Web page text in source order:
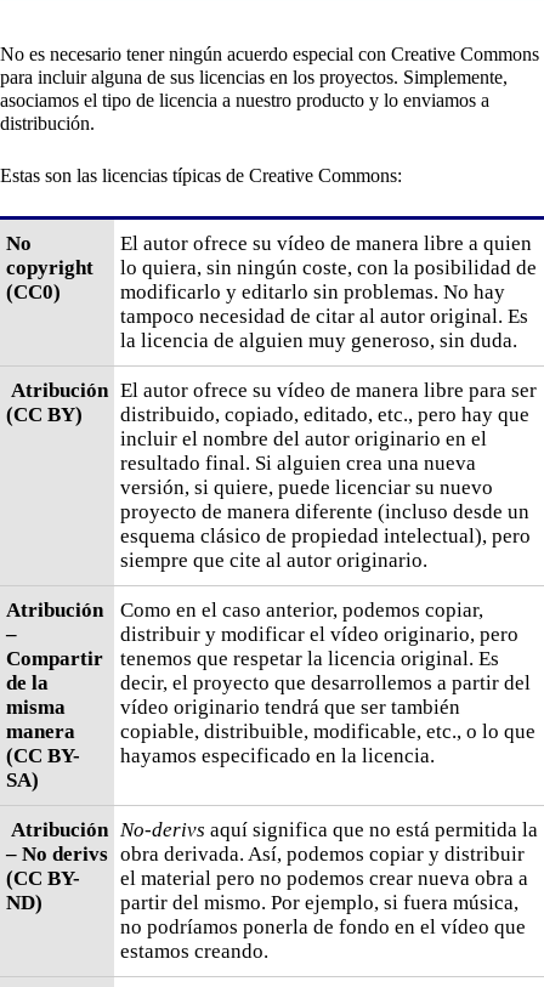
No es necesario tener ningún acuerdo especial con Creative Commons
para incluir alguna de sus licencias en los proyectos. Simplemente,
asociamos el tipo de licencia a nuestro producto y lo enviamos a
distribución.
Estas son las licencias típicas de Creative Commons:
No
copyright
(CC0)
El autor ofrece su vídeo de manera libre a quien
lo quiera, sin ningún coste, con la posibilidad de
modificarlo y editarlo sin problemas. No hay
tampoco necesidad de citar al autor original. Es
la licencia de alguien muy generoso, sin duda.
Atribución
(CC BY)
El autor ofrece su vídeo de manera libre para ser
distribuido, copiado, editado, etc., pero hay que
incluir el nombre del autor originario en el
resultado final. Si alguien crea una nueva
versión, si quiere, puede licenciar su nuevo
proyecto de manera diferente (incluso desde un
esquema clásico de propiedad intelectual), pero
siempre que cite al autor originario.
Atribución
–
Compartir
de la
misma
manera
(CC BY-
SA)
Como en el caso anterior, podemos copiar,
distribuir y modificar el vídeo originario, pero
tenemos que respetar la licencia original. Es
decir, el proyecto que desarrollemos a partir del
vídeo originario tendrá que ser también
copiable, distribuible, modificable, etc., o lo que
hayamos especificado en la licencia.
Atribución
– No derivs
(CC BY-
ND)
No-derivs aquí significa que no está permitida la
obra derivada. Así, podemos copiar y distribuir
el material pero no podemos crear nueva obra a
partir del mismo. Por ejemplo, si fuera música,
no podríamos ponerla de fondo en el vídeo que
estamos creando.